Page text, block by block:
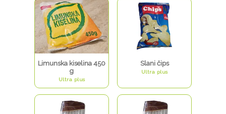
Limunska kiselina 450
g
Ultra plus
Slani čips
Ultra plus